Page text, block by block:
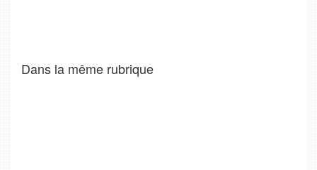
Dans la même rubrique